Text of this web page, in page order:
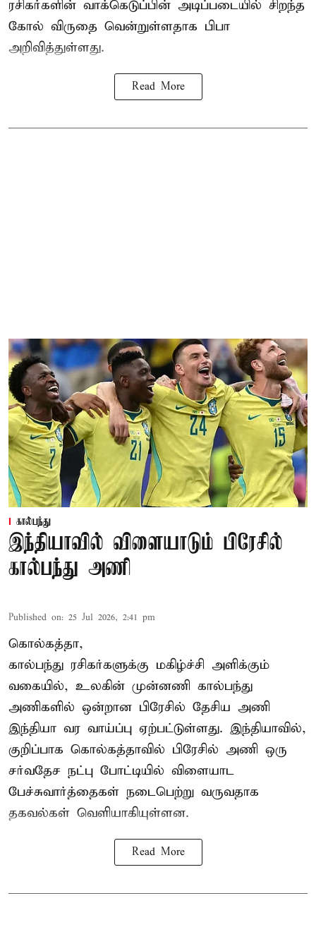
ரசிகர்களின் வாக்கெடுப்பின் அடிப்படையில் சிறந்த
கோல் விருதை வென்றுள்ளதாக பிபா
அறிவித்துள்ளது.
Read More
கால்பந்து
இந்தியாவில் விளையாடும் பிரேசில்
கால்பந்து அணி
Published on: 25 Jul 2026, 2:41 pm
கொல்கத்தா,
கால்பந்து ரசிகர்களுக்கு மகிழ்ச்சி அளிக்கும்
வகையில், உலகின் முன்னணி கால்பந்து
அணிகளில் ஒன்றான பிரேசில் தேசிய அணி
இந்தியா வர வாய்ப்பு ஏற்பட்டுள்ளது. இந்தியாவில்,
குறிப்பாக கொல்கத்தாவில் பிரேசில் அணி ஒரு
சர்வதேச நட்பு போட்டியில் விளையாட
பேச்சுவார்த்தைகள் நடைபெற்று வருவதாக
தகவல்கள் வெளியாகியுள்ளன.
Read More